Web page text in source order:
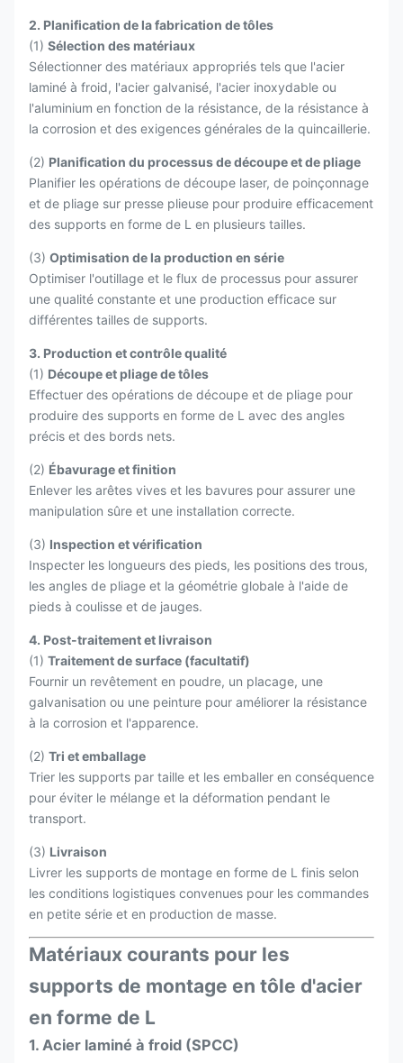
2. Planification de la fabrication de tôles
(1) Sélection des matériaux
Sélectionner des matériaux appropriés tels que l'acier
laminé à froid, l'acier galvanisé, l'acier inoxydable ou
l'aluminium en fonction de la résistance, de la résistance à
la corrosion et des exigences générales de la quincaillerie.
(2) Planification du processus de découpe et de pliage
Planifier les opérations de découpe laser, de poinçonnage
et de pliage sur presse plieuse pour produire efficacement
des supports en forme de L en plusieurs tailles.
(3) Optimisation de la production en série
Optimiser l'outillage et le flux de processus pour assurer
une qualité constante et une production efficace sur
différentes tailles de supports.
3. Production et contrôle qualité
(1) Découpe et pliage de tôles
Effectuer des opérations de découpe et de pliage pour
produire des supports en forme de L avec des angles
précis et des bords nets.
(2) Ébavurage et finition
Enlever les arêtes vives et les bavures pour assurer une
manipulation sûre et une installation correcte.
(3) Inspection et vérification
Inspecter les longueurs des pieds, les positions des trous,
les angles de pliage et la géométrie globale à l'aide de
pieds à coulisse et de jauges.
4. Post-traitement et livraison
(1) Traitement de surface (facultatif)
Fournir un revêtement en poudre, un placage, une
galvanisation ou une peinture pour améliorer la résistance
à la corrosion et l'apparence.
(2) Tri et emballage
Trier les supports par taille et les emballer en conséquence
pour éviter le mélange et la déformation pendant le
transport.
(3) Livraison
Livrer les supports de montage en forme de L finis selon
les conditions logistiques convenues pour les commandes
en petite série et en production de masse.
Matériaux courants pour les
supports de montage en tôle d'acier
en forme de L
1. Acier laminé à froid (SPCC)